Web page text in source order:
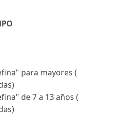
para mayores (
de 7 a 13 años (